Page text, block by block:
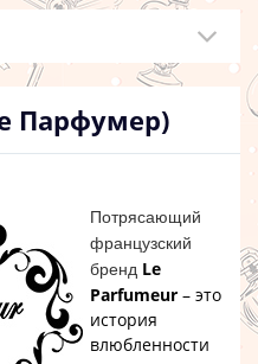
Парфумер)
Потрясающий
французский
бренд Le
Parfumeur – это
история
влюбленности